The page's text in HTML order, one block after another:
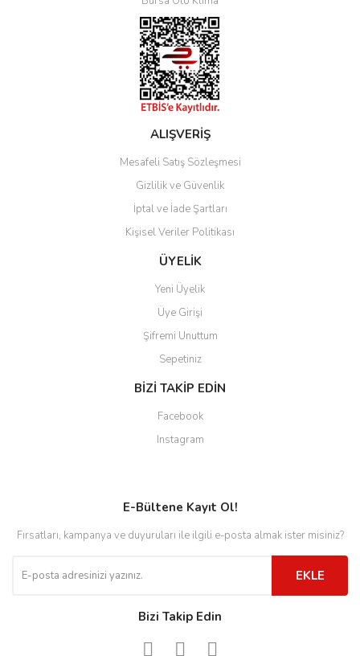
ALIŞVERİŞ
Mesafeli Satış Sözleşmesi
Gizlilik ve Güvenlik
İptal ve İade Şartları
Kişisel Veriler Politikası
ÜYELİK
Yeni Üyelik
Üye Girişi
Şifremi Unuttum
Sepetiniz
BİZİ TAKİP EDİN
Facebook
Instagram
E-Bültene Kayıt Ol!
Fırsatları, kampanya ve duyuruları ile ilgili e-posta almak ister misiniz?
EKLE
Bizi Takip Edin